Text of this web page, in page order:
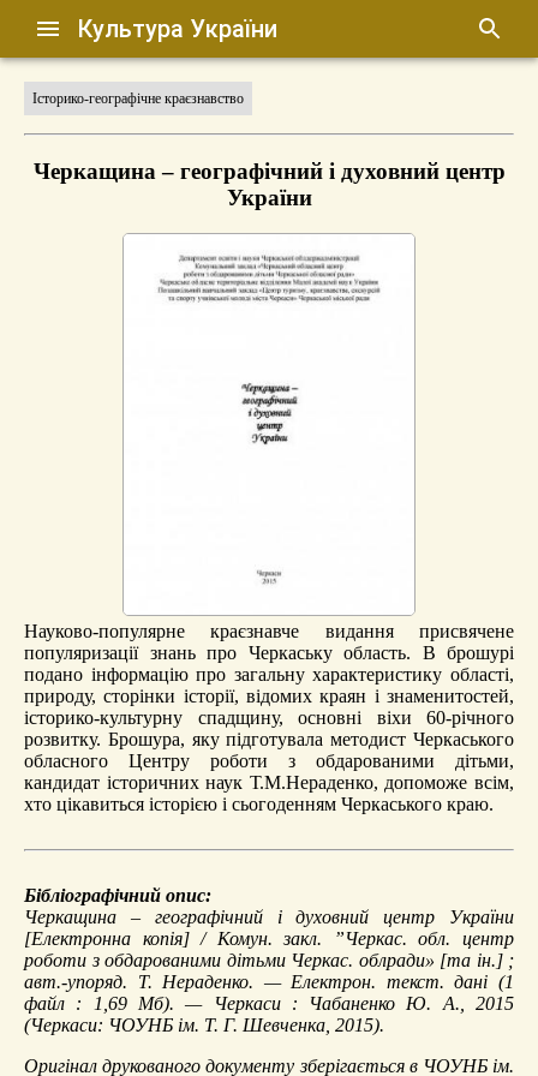
Культура України
Історико-географічне краєзнавство
Черкащина – географічний і духовний центр
України
Науково-популярне краєзнавче видання присвячене
популяризації знань про Черкаську область. В брошурі
подано інформацію про загальну характеристику області,
природу, сторінки історії, відомих краян і знаменитостей,
історико-культурну спадщину, основні віхи 60-річного
розвитку. Брошура, яку підготувала методист Черкаського
обласного Центру роботи з обдарованими дітьми,
кандидат історичних наук Т.М.Нераденко, допоможе всім,
хто цікавиться історією і сьогоденням Черкаського краю.
Бібліографічний опис:
Черкащина – географічний і духовний центр України
[Електронна копія] / Комун. закл. ”Черкас. обл. центр
роботи з обдарованими дітьми Черкас. облради» [та ін.] ;
авт.-упоряд. Т. Нераденко. — Електрон. текст. дані (1
файл : 1,69 Мб). — Черкаси : Чабаненко Ю. А., 2015
(Черкаси: ЧОУНБ ім. Т. Г. Шевченка, 2015).
Оригінал друкованого документу зберігається в ЧОУНБ ім.